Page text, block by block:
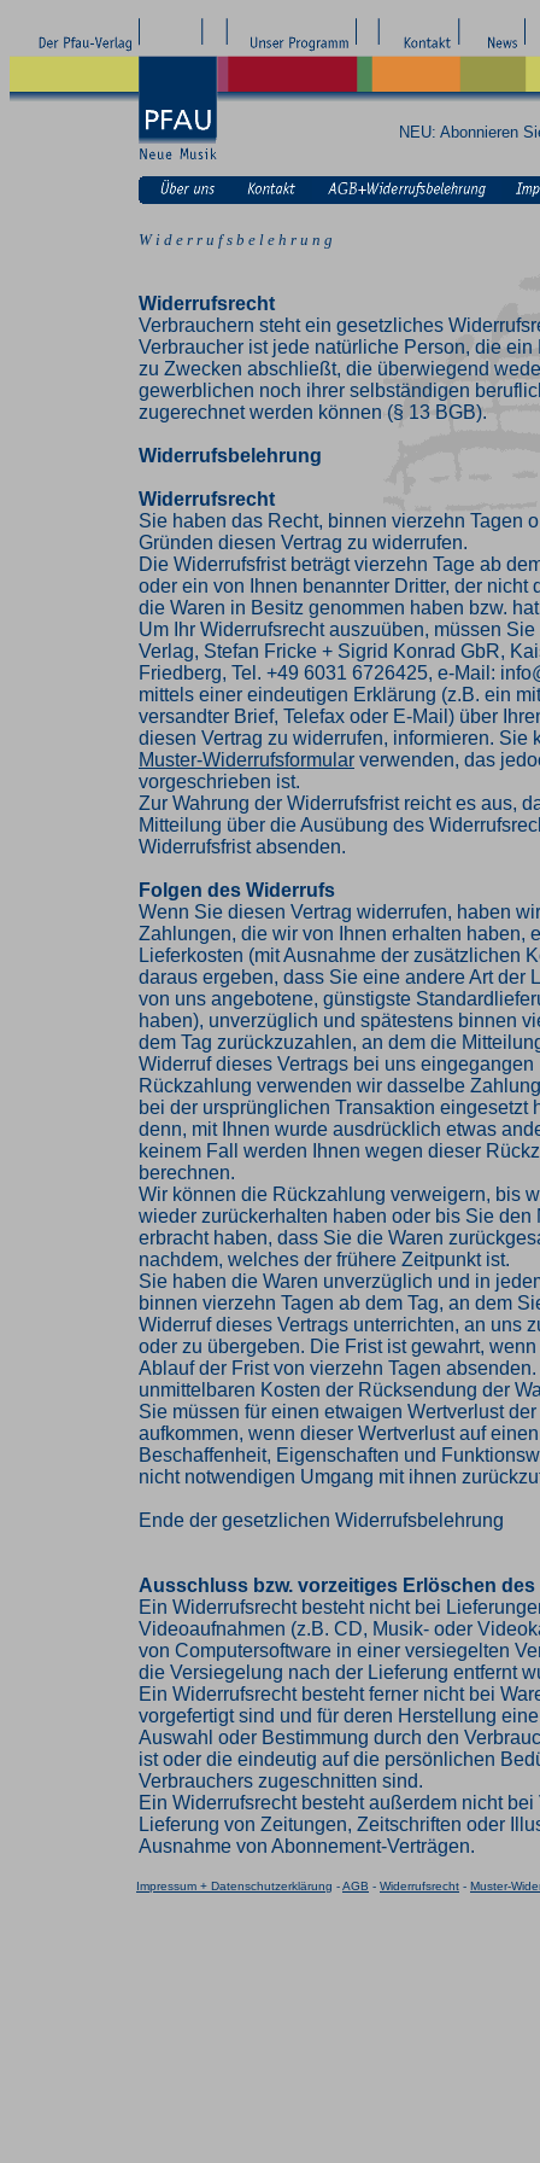
NEU: Abonnieren
W i d e r r u f s b e l e h r u n g
Widerrufsrecht
Verbrauchern steht ein gesetzliches
Verbraucher ist jede natürliche Person, die ein
zu Zwecken abschließt, die überwiegend
gewerblichen noch ihrer selbständigen
zugerechnet werden können (§ 13 BGB).
Widerrufsbelehrung
Widerrufsrecht
Sie haben das Recht, binnen vierzehn Tagen
Gründen diesen Vertrag zu widerrufen.
Die Widerrufsfrist beträgt vierzehn Tage ab
oder ein von Ihnen benannter Dritter, der nicht
die Waren in Besitz genommen haben bzw.
Um Ihr Widerrufsrecht auszuüben, müssen
Verlag, Stefan Fricke + Sigrid Konrad GbR,
Friedberg, Tel. +49 6031 6726425, e-Mail:
mittels einer eindeutigen Erklärung (z.B. ein
versandter Brief, Telefax oder E-Mail) über
diesen Vertrag zu widerrufen, informieren. Sie
Muster-Widerrufsformular verwenden, das
vorgeschrieben ist.
Zur Wahrung der Widerrufsfrist reicht es aus,
Mitteilung über die Ausübung des
Widerrufsfrist absenden.
Folgen des Widerrufs
Wenn Sie diesen Vertrag widerrufen, haben
Zahlungen, die wir von Ihnen erhalten haben,
Lieferkosten (mit Ausnahme der zusätzlichen
daraus ergeben, dass Sie eine andere Art der
von uns angebotene, günstigste
haben), unverzüglich und spätestens binnen
dem Tag zurückzuzahlen, an dem die
Widerruf dieses Vertrags bei uns eingegangen
Rückzahlung verwenden wir dasselbe
bei der ursprünglichen Transaktion eingesetzt
denn, mit Ihnen wurde ausdrücklich etwas
keinem Fall werden Ihnen wegen dieser
berechnen.
Wir können die Rückzahlung verweigern, bis
wieder zurückerhalten haben oder bis Sie den
erbracht haben, dass Sie die Waren
nachdem, welches der frühere Zeitpunkt ist.
Sie haben die Waren unverzüglich und in
binnen vierzehn Tagen ab dem Tag, an dem
Widerruf dieses Vertrags unterrichten, an uns
oder zu übergeben. Die Frist ist gewahrt,
Ablauf der Frist von vierzehn Tagen
unmittelbaren Kosten der Rücksendung der
Sie müssen für einen etwaigen Wertverlust
aufkommen, wenn dieser Wertverlust auf
Beschaffenheit, Eigenschaften und
nicht notwendigen Umgang mit ihnen
Ende der gesetzlichen Widerrufsbelehrung
Ausschluss bzw. vorzeitiges Erlöschen
Ein Widerrufsrecht besteht nicht bei
Videoaufnahmen (z.B. CD, Musik- oder
von Computersoftware in einer versiegelten
die Versiegelung nach der Lieferung entfernt
Ein Widerrufsrecht besteht ferner nicht bei
vorgefertigt sind und für deren Herstellung
Auswahl oder Bestimmung durch den
ist oder die eindeutig auf die persönlichen
Verbrauchers zugeschnitten sind.
Ein Widerrufsrecht besteht außerdem nicht bei
Lieferung von Zeitungen, Zeitschriften oder
Ausnahme von Abonnement-Verträgen.
Impressum + Datenschutzerklärung -AGB - Widerrufsrecht - Muster-